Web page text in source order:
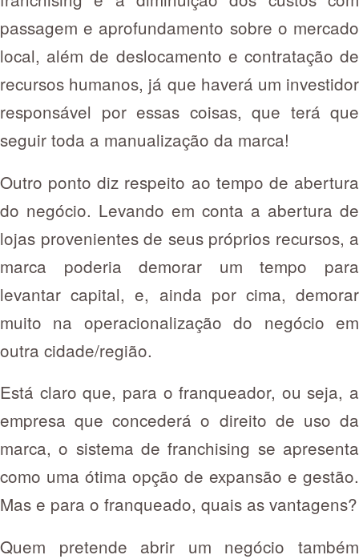
passagem e aprofundamento sobre o mercado
local, além de deslocamento e contratação de
recursos humanos, já que haverá um investidor
responsável por essas coisas, que terá que
seguir toda a manualização da marca!
Outro ponto diz respeito ao tempo de abertura
do negócio. Levando em conta a abertura de
lojas provenientes de seus próprios recursos, a
marca poderia demorar um tempo para
levantar capital, e, ainda por cima, demorar
muito na operacionalização do negócio em
outra cidade/região.
Está claro que, para o franqueador, ou seja, a
empresa que concederá o direito de uso da
marca, o sistema de franchising se apresenta
como uma ótima opção de expansão e gestão.
Mas e para o franqueado, quais as vantagens?
Quem pretende abrir um negócio também